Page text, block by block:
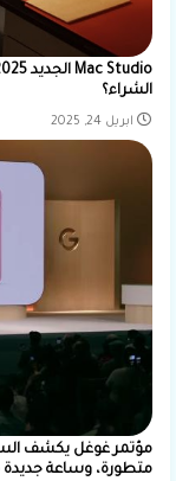
الشراء؟
ابريل 24, 2025
متطورة، وساعة جديدة